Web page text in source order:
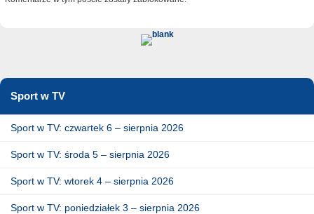
Sport w TV
Sport w TV: czwartek 6 – sierpnia 2026
Sport w TV: środa 5 – sierpnia 2026
Sport w TV: wtorek 4 – sierpnia 2026
Sport w TV: poniedziałek 3 – sierpnia 2026